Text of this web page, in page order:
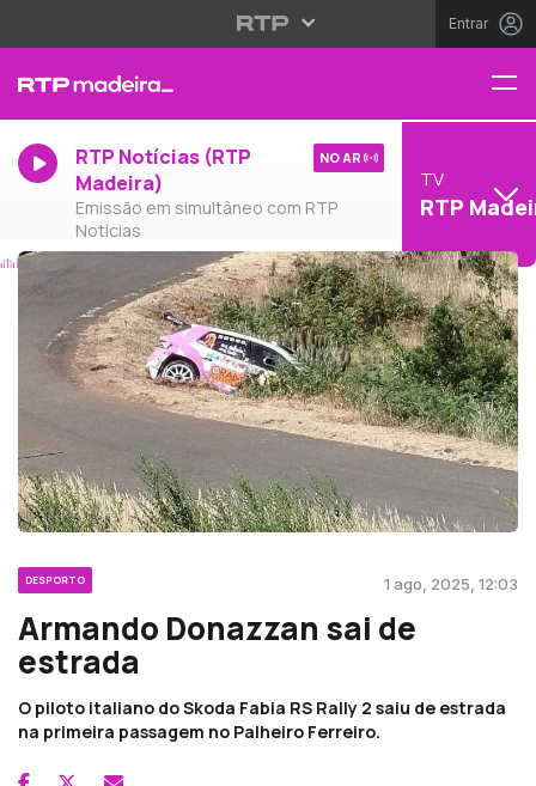
Entrar
RTP Notícias (RTP
Madeira)
Emissão em simultâneo com RTP
Notícias
NO AR
TV
RTP
DESPORTO 1 ago, 2025, 12:03
Armando Donazzan sai de
estrada
O piloto italiano do Skoda Fabia RS Rally 2 saiu de estrada
na primeira passagem no Palheiro Ferreiro.